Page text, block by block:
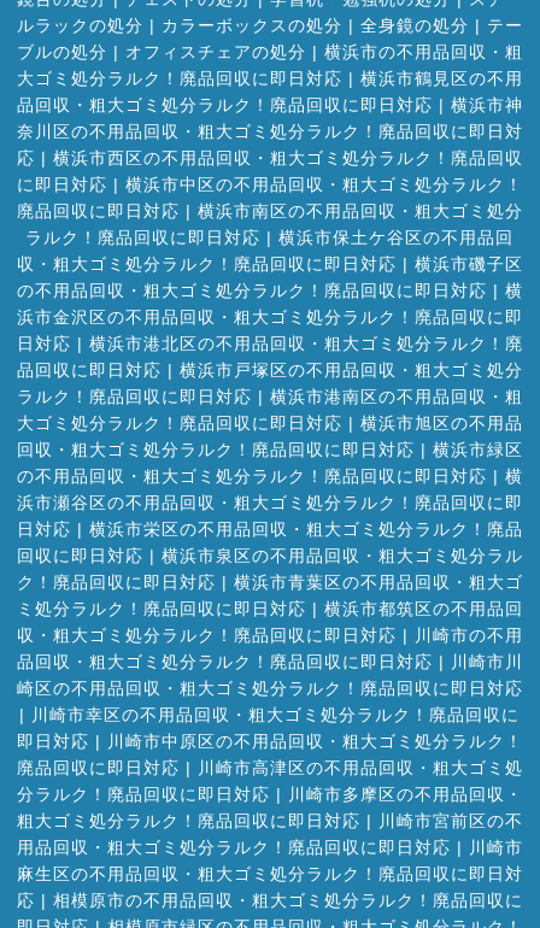
ルラックの処分 | カラーボックスの処分 | 全身鏡の処分 | テー
ブルの処分 | オフィスチェアの処分 | 横浜市の不用品回収・粗
大ゴミ処分ラルク！廃品回収に即日対応 | 横浜市鶴見区の不用
品回収・粗大ゴミ処分ラルク！廃品回収に即日対応 | 横浜市神
奈川区の不用品回収・粗大ゴミ処分ラルク！廃品回収に即日対
応 | 横浜市西区の不用品回収・粗大ゴミ処分ラルク！廃品回収
に即日対応 | 横浜市中区の不用品回収・粗大ゴミ処分ラルク！
廃品回収に即日対応 | 横浜市南区の不用品回収・粗大ゴミ処分
ラルク！廃品回収に即日対応 | 横浜市保土ケ谷区の不用品回
収・粗大ゴミ処分ラルク！廃品回収に即日対応 | 横浜市磯子区
の不用品回収・粗大ゴミ処分ラルク！廃品回収に即日対応 | 横
浜市金沢区の不用品回収・粗大ゴミ処分ラルク！廃品回収に即
日対応 | 横浜市港北区の不用品回収・粗大ゴミ処分ラルク！廃
品回収に即日対応 | 横浜市戸塚区の不用品回収・粗大ゴミ処分
ラルク！廃品回収に即日対応 | 横浜市港南区の不用品回収・粗
大ゴミ処分ラルク！廃品回収に即日対応 | 横浜市旭区の不用品
回収・粗大ゴミ処分ラルク！廃品回収に即日対応 | 横浜市緑区
の不用品回収・粗大ゴミ処分ラルク！廃品回収に即日対応 | 横
浜市瀬谷区の不用品回収・粗大ゴミ処分ラルク！廃品回収に即
日対応 | 横浜市栄区の不用品回収・粗大ゴミ処分ラルク！廃品
回収に即日対応 | 横浜市泉区の不用品回収・粗大ゴミ処分ラル
ク！廃品回収に即日対応 | 横浜市青葉区の不用品回収・粗大ゴ
ミ処分ラルク！廃品回収に即日対応 | 横浜市都筑区の不用品回
収・粗大ゴミ処分ラルク！廃品回収に即日対応 |
川崎市の不用
品回収・粗大ゴミ処分ラルク！廃品回収に即日対応 |
川崎市川
崎区の不用品回収・粗大ゴミ処分ラルク！廃品回収に即日対応
|
川崎市幸区の不用品回収・粗大ゴミ処分ラルク！廃品回収に
即日対応 |
川崎市中原区の不用品回収・粗大ゴミ処分ラルク！
廃品回収に即日対応 |
川崎市高津区の不用品回収・粗大ゴミ処
分ラルク！廃品回収に即日対応 |
川崎市多摩区の不用品回収・
粗大ゴミ処分ラルク！廃品回収に即日対応 |
川崎市宮前区の不
用品回収・粗大ゴミ処分ラルク！廃品回収に即日対応 |
川崎市
麻生区の不用品回収・粗大ゴミ処分ラルク！廃品回収に即日対
応 | 相模原市の不用品回収・粗大ゴミ処分ラルク！廃品回収に